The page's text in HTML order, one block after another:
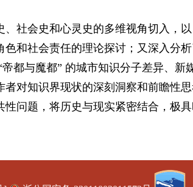
社会史和心灵史的多维视角切入，以
和社会责任的理论探讨；又深入分
都与魔都” 的城市知识分子差异、新
对知识界现状的深刻洞察和前瞻性
问题，将历史与现实紧密结合，极